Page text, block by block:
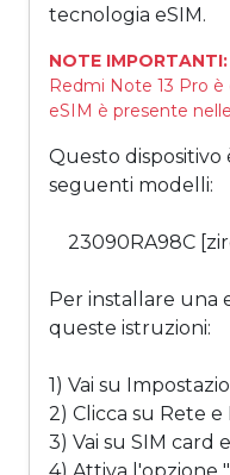
tecnologia eSIM.
NOTE IMPORTANTI:
Redmi Note 13 Pro
eSIM è presente
Questo dispositivo
seguenti modelli:
23090RA98C
Per installare una
queste istruzioni:
1) Vai su
2) Clicca su Rete
3) Vai su SIM card